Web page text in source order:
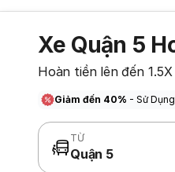
Xe Quận 5
Hoàn tiền lên đến
Giảm đến 40% - Sử
TỪ
Quận 5